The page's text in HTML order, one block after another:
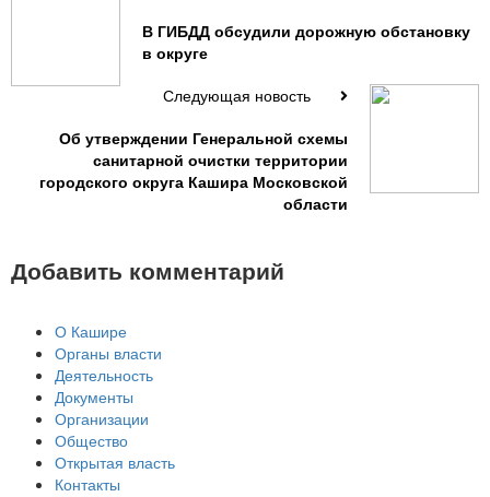
В ГИБДД обсудили дорожную обстановку
в округе
Следующая новость
Об утверждении Генеральной схемы
санитарной очистки территории
городского округа Кашира Московской
области
Добавить комментарий
О Кашире
Органы власти
Деятельность
Документы
Организации
Общество
Открытая власть
Контакты